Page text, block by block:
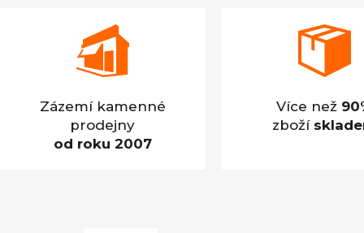
Zázemí kamenné
prodejny
od roku 2007
Více než
zboží